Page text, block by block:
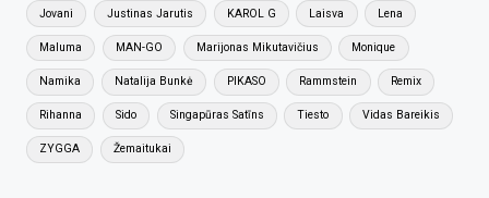
Jovani Justinas Jarutis KAROL G Laisva Lena
Maluma MAN-GO Marijonas Mikutavičius Monique
Namika Natalija Bunkė PIKASO Rammstein Remix
Rihanna Sido Singapūras Satīns Tiesto Vidas Bareikis
ZYGGA Žemaitukai